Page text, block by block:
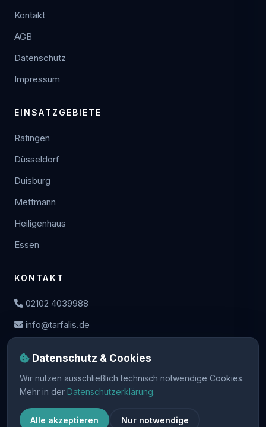
Kontakt
AGB
Datenschutz
Impressum
EINSATZGEBIETE
Ratingen
Düsseldorf
Duisburg
Mettmann
Heiligenhaus
Essen
KONTAKT
02102 4039988
info@tarfalis.de
© 2026Johann Tarfalis e.K.
Datenschutz & Cookies
Wir nutzen ausschließlich technisch notwendige Cookies.
Mehr in der Datenschutzerklärung.
Alle akzeptieren Nur notwendige